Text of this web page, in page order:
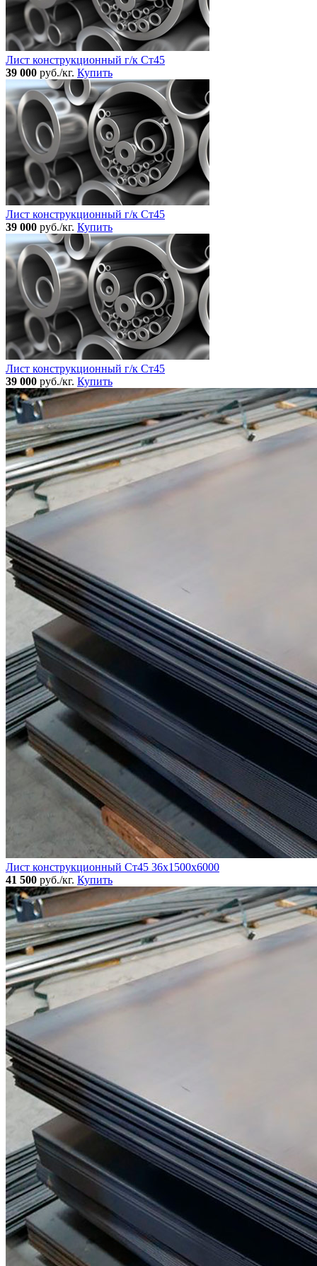
Лист конструкционный г/к Ст45
39 000 руб./кг. Купить
Лист конструкционный г/к Ст45
39 000 руб./кг. Купить
Лист конструкционный г/к Ст45
39 000 руб./кг. Купить
Лист конструкционный Ст45 36х1500х6000
41 500 руб./кг. Купить